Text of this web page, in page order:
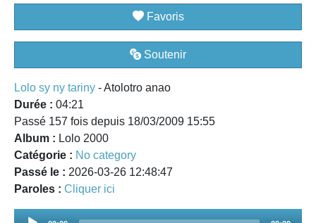
Favoris
Soutenir
Lolo sy ny tariny - Atolotro anao
Durée : 04:21
Passé 157 fois depuis 18/03/2009 15:55
Album : Lolo 2000
Catégorie : No category
Passé le : 2026-03-26 12:48:47
Paroles : Cliquer ici
Audio